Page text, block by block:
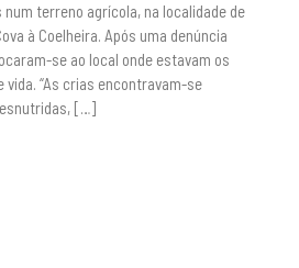
terreno agrícola, na localidade de
à Coelheira. Após uma denúncia
se ao local onde estavam os
vida. “As crias encontravam-se
[…]